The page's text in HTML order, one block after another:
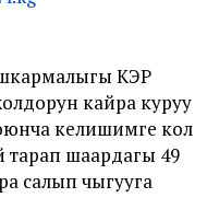
КЭР
кайра куруу
келишимге кол
тарап шаардагы 49
салып чыгууга